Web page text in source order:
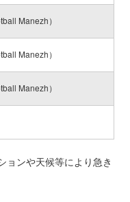
Manezh）
Manezh）
Manezh）
ョンや天候等により急き